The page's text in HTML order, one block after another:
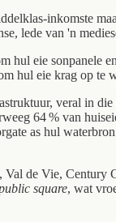
inkomste
lede van 'n
hul eie
hul eie krag op
veral in
64 % van
as hul
de Vie,
square, wat